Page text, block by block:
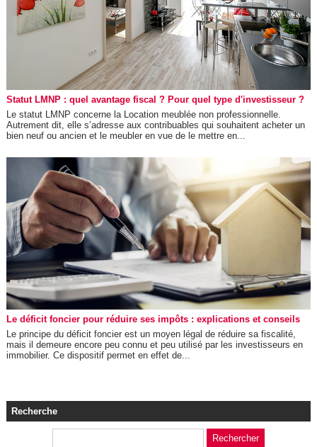
Statut LMNP : quel avantage fiscal ? Pour quel type d'investisseur ?
Le statut LMNP concerne la Location meublée non professionnelle.
Autrement dit, elle s’adresse aux contribuables qui souhaitent acheter un
bien neuf ou ancien et le meubler en vue de le mettre en...
Le déficit foncier pour réduire ses impôts : explications et conseils
Le principe du déficit foncier est un moyen légal de réduire sa fiscalité,
mais il demeure encore peu connu et peu utilisé par les investisseurs en
immobilier. Ce dispositif permet en effet de...
Recherche